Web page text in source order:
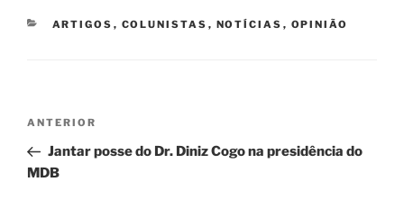
CATEGORIAS
ARTIGOS , COLUNISTAS , NOTÍCIAS , OPINIÃO
Navegação
Post
Post
anterior
ANTERIOR
Jantar posse do Dr. Diniz Cogo na presidência do
MDB